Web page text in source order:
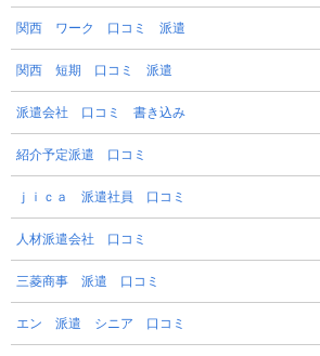
関西 ワーク 口コミ 派遣
関西 短期 口コミ 派遣
派遣会社 口コミ 書き込み
紹介予定派遣 口コミ
ｊｉｃａ 派遣社員 口コミ
人材派遣会社 口コミ
三菱商事 派遣 口コミ
エン 派遣 シニア 口コミ